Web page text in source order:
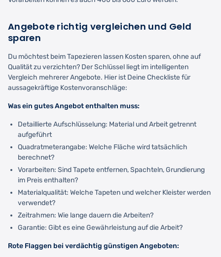
Angebote richtig vergleichen und Geld
sparen
Du möchtest beim Tapezieren lassen Kosten sparen, ohne auf
Qualität zu verzichten? Der Schlüssel liegt im intelligenten
Vergleich mehrerer Angebote. Hier ist Deine Checkliste für
aussagekräftige Kostenvoranschläge:
Was ein gutes Angebot enthalten muss:
Detaillierte Aufschlüsselung: Material und Arbeit getrennt
aufgeführt
Quadratmeterangabe: Welche Fläche wird tatsächlich
berechnet?
Vorarbeiten: Sind Tapete entfernen, Spachteln, Grundierung
im Preis enthalten?
Materialqualität: Welche Tapeten und welcher Kleister werden
verwendet?
Zeitrahmen: Wie lange dauern die Arbeiten?
Garantie: Gibt es eine Gewährleistung auf die Arbeit?
Rote Flaggen bei verdächtig günstigen Angeboten: